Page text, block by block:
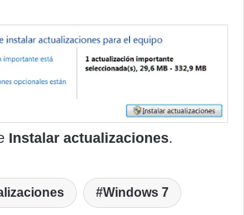
Instalar actualizaciones.
Windows 7